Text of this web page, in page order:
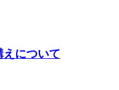
について